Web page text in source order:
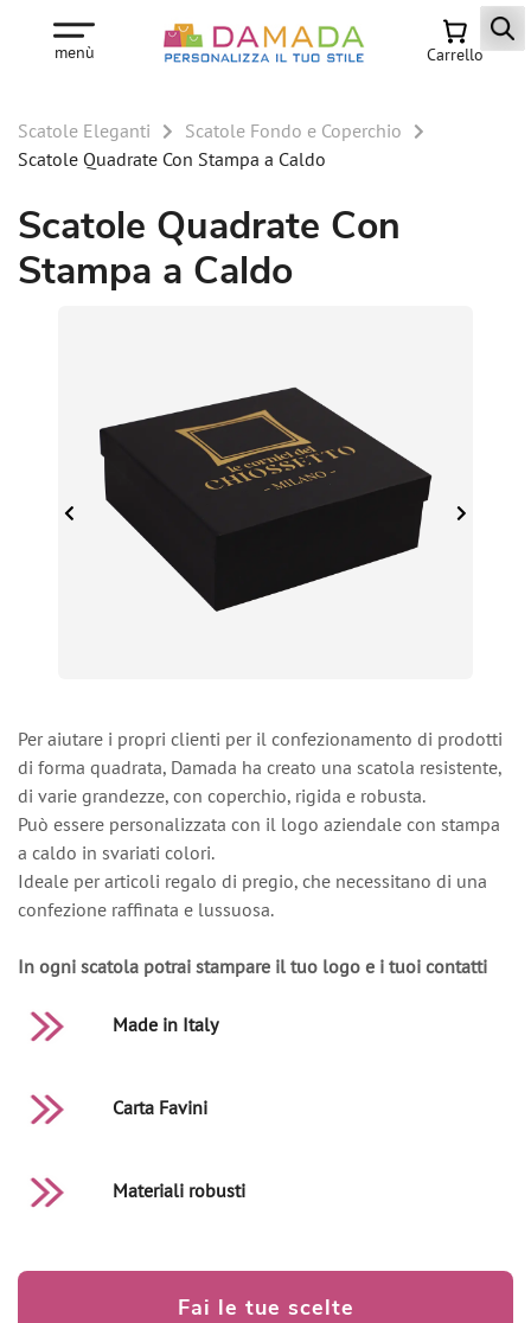
menù Carrello
Scatole Eleganti
Scatole Fondo e Coperchio
Scatole Quadrate Con Stampa a Caldo
Scatole Quadrate Con
Stampa a Caldo
Per aiutare i propri clienti per il confezionamento di prodotti
di forma quadrata, Damada ha creato una scatola resistente,
di varie grandezze, con coperchio, rigida e robusta.
Può essere personalizzata con il logo aziendale con stampa
a caldo in svariati colori.
Ideale per articoli regalo di pregio, che necessitano di una
confezione raffinata e lussuosa.
In ogni scatola potrai stampare il tuo logo e i tuoi contatti
Made in Italy
Carta Favini
Materiali robusti
Fai le tue scelte